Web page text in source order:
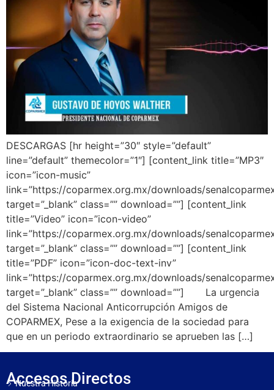
DESCARGAS [hr height=”30″ style=”default”
line=”default” themecolor=”1″] [content_link title=”MP3″
icon=”icon-music”
link=”https://coparmex.org.mx/downloads/
target=”_blank” class=”” download=””] [content_link
title=”Video” icon=”icon-video”
link=”https://coparmex.org.mx/downloads/
target=”_blank” class=”” download=””] [content_link
title=”PDF” icon=”icon-doc-text-inv”
link=”https://coparmex.org.mx/downloads/senalcoparmex/
target=”_blank” class=”” download=””] La urgencia
del Sistema Nacional Anticorrupción Amigos de
COPARMEX, Pese a la exigencia de la sociedad para
que en un periodo extraordinario se aprueben las […]
Accesos Directos
Nuestra Historia